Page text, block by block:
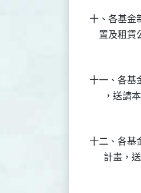
十、各基金
十一、各基
十二、各基